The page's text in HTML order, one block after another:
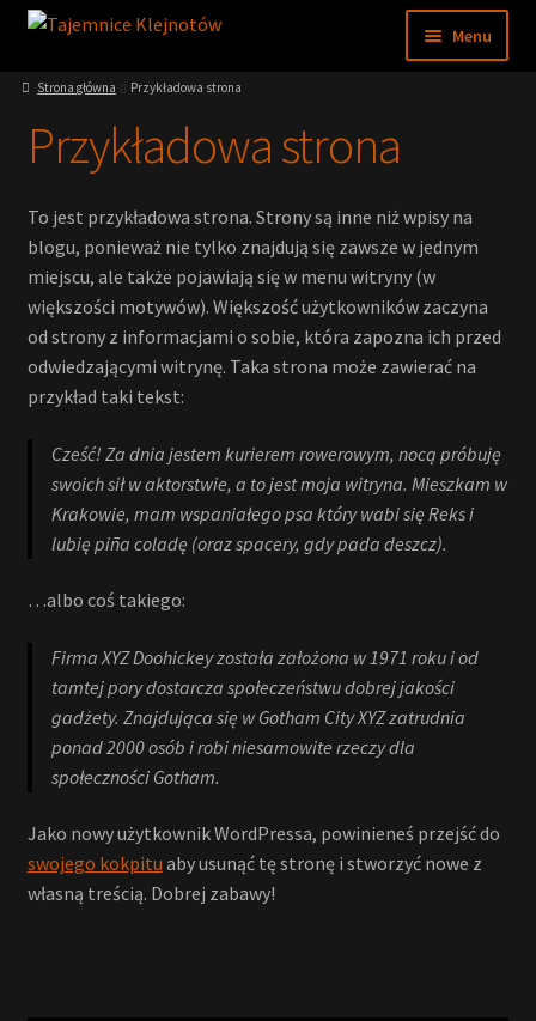
Przejdź
nawigacji
Przejdź
treści
Menu
Sklep
Moje konto
Regulamin
Rozwiń
menu
Nasze muzeum
Wiedza
Strona główna Przykładowa strona
Przykładowa strona
To jest przykładowa strona. Strony są inne niż wpisy na
blogu, ponieważ nie tylko znajdują się zawsze w jednym
miejscu, ale także pojawiają się w menu witryny (w
większości motywów). Większość użytkowników zaczyna
od strony z informacjami o sobie, która zapozna ich przed
odwiedzającymi witrynę. Taka strona może zawierać na
przykład taki tekst:
Cześć! Za dnia jestem kurierem rowerowym, nocą próbuję
swoich sił w aktorstwie, a to jest moja witryna. Mieszkam w
Krakowie, mam wspaniałego psa który wabi się Reks i
lubię piña coladę (oraz spacery, gdy pada deszcz).
…albo coś takiego:
Firma XYZ Doohickey została założona w 1971 roku i od
tamtej pory dostarcza społeczeństwu dobrej jakości
gadżety. Znajdująca się w Gotham City XYZ zatrudnia
ponad 2000 osób i robi niesamowite rzeczy dla
społeczności Gotham.
Jako nowy użytkownik WordPressa, powinieneś przejść do
swojego kokpitu aby usunąć tę stronę i stworzyć nowe z
własną treścią. Dobrej zabawy!